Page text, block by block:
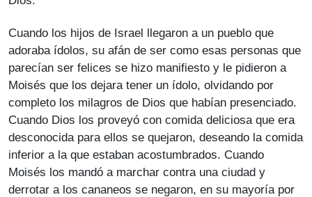
Cuando los hijos de Israel llegaron a un pueblo que
adoraba ídolos, su afán de ser como esas personas que
parecían ser felices se hizo manifiesto y le pidieron a
Moisés que los dejara tener un ídolo, olvidando por
completo los milagros de Dios que habían presenciado.
Cuando Dios los proveyó con comida deliciosa que era
desconocida para ellos se quejaron, deseando la comida
inferior a la que estaban acostumbrados. Cuando
Moisés los mandó a marchar contra una ciudad y
derrotar a los cananeos se negaron, en su mayoría por